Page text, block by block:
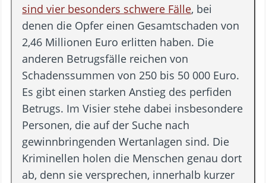
sind vier besonders schwere Fälle, bei
denen die Opfer einen Gesamtschaden von
2,46 Millionen Euro erlitten haben. Die
anderen Betrugsfälle reichen von
Schadenssummen von 250 bis 50 000 Euro.
Es gibt einen starken Anstieg des perfiden
Betrugs. Im Visier stehe dabei insbesondere
Personen, die auf der Suche nach
gewinnbringenden Wertanlagen sind. Die
Kriminellen holen die Menschen genau dort
ab, denn sie versprechen, innerhalb kurzer